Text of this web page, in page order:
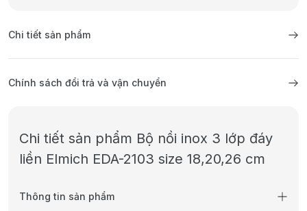
Chi tiết sản phẩm
Chính sách đổi trả và vận chuyển
Chi tiết sản phẩm Bộ nồi inox 3 lớp đáy
liền Elmich EDA-2103 size 18,20,26 cm
Thông tin sản phẩm